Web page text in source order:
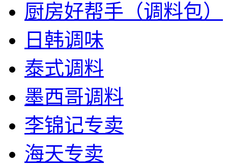
厨房好帮手（调料包）
日韩调味
泰式调料
墨西哥调料
李锦记专卖
海天专卖